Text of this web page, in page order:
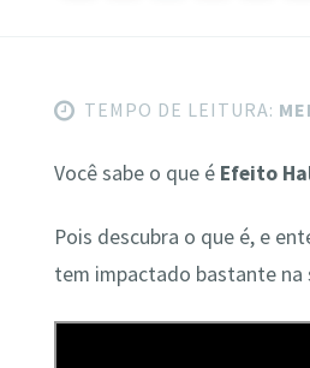
TEMPO DE LEITURA:
Você sabe o que é Efeito
Pois descubra o que é, e
tem impactado bastante na